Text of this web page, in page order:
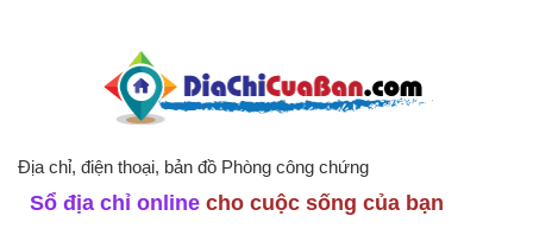
Địa chỉ, điện thoại, bản đồ Phòng công chứng
Sổ địa chỉ online cho cuộc sống của bạn